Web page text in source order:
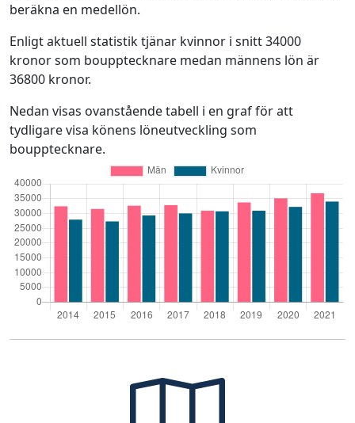
beräkna en medellön.
Enligt aktuell statistik tjänar kvinnor i snitt 34000
kronor som boupptecknare medan männens lön är
36800 kronor.
Nedan visas ovanstående tabell i en graf för att
tydligare visa könens löneutveckling som
boupptecknare.